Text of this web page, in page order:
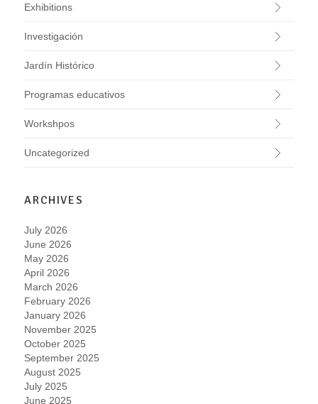
Exhibitions
Investigación
Jardín Histórico
Programas educativos
Workshpos
Uncategorized
ARCHIVES
July 2026
June 2026
May 2026
April 2026
March 2026
February 2026
January 2026
November 2025
October 2025
September 2025
August 2025
July 2025
June 2025